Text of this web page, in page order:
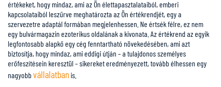
értékeket, hogy mindaz, ami az Ön élettapasztalataiból, emberi
kapcsolataiból leszűrve meghatározta az Ön értékrendjét, egy a
szervezetre adaptál formában megjelenhessen. Ne értsék félre, ez nem
egy bulvármagazin ezoterikus oldalának a kivonata. Az értékrend az egyik
legfontosabb alapkő egy cég fenntartható növekedésében, ami azt
biztosítja, hogy mindaz, ami eddigi útján – a tulajdonos személyes
erőfeszítésein keresztül – sikereket eredményezett, tovább élhessen egy
nagyobb vállalatban is.